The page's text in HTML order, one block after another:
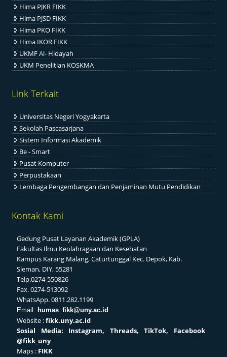
Hima PJKR FIKK
Hima PJSD FIKK
Hima PKO FIKK
Hima IKOR FIKK
UKMF Al- Hidayah
UKM Penelitian KOSKMA
Link Terkait
Universitas Negeri Yogyakarta
Sekolah Pascasarjana
Sistem Informasi Akademik
Be - Smart
Pusat Komputer
Perpustakaan
Lembaga Pengembangan dan Penjaminan Mutu Pendidikan
Kontak Kami
Gedung Pusat Layanan Akademik (GPLA)
Fakultas Ilmu Keolahragaan dan Kesehatan
Kampus Karang Malang, Caturtunggal Kec. Depok, Kab.
Sleman, DIY, 55281
Telp.0274-550826
Fax. 0274-513092
WhatsApp. 0811.282.1199
Email: humas_fikk@uny.ac.id
Website :fikk.uny.ac.id
Sosial
Media: Instagram, Threads, TikTok, Facebook
@fikk_uny
Maps : FIKK